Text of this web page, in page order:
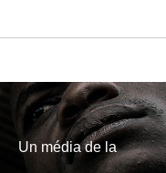
Un média de la